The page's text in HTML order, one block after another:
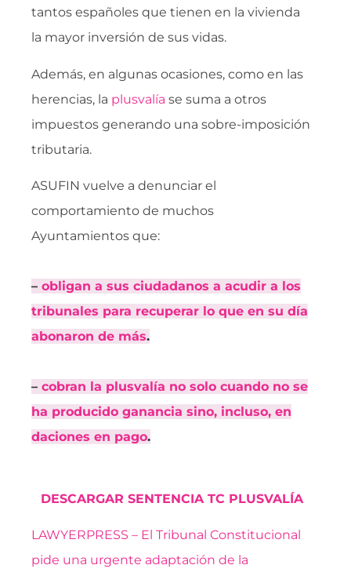
tantos españoles que tienen en la vivienda
la mayor inversión de sus vidas.
Además, en algunas ocasiones, como en las
herencias, la plusvalía se suma a otros
impuestos generando una sobre-imposición
tributaria.
ASUFIN vuelve a denunciar el
comportamiento de muchos
Ayuntamientos que:
– obligan a sus ciudadanos a acudir a los
tribunales para recuperar lo que en su día
abonaron de más.
– cobran la plusvalía no solo cuando no se
ha producido ganancia sino, incluso, en
daciones en pago.
DESCARGAR SENTENCIA TC PLUSVALÍA
LAWYERPRESS – El Tribunal Constitucional
pide una urgente adaptación de la